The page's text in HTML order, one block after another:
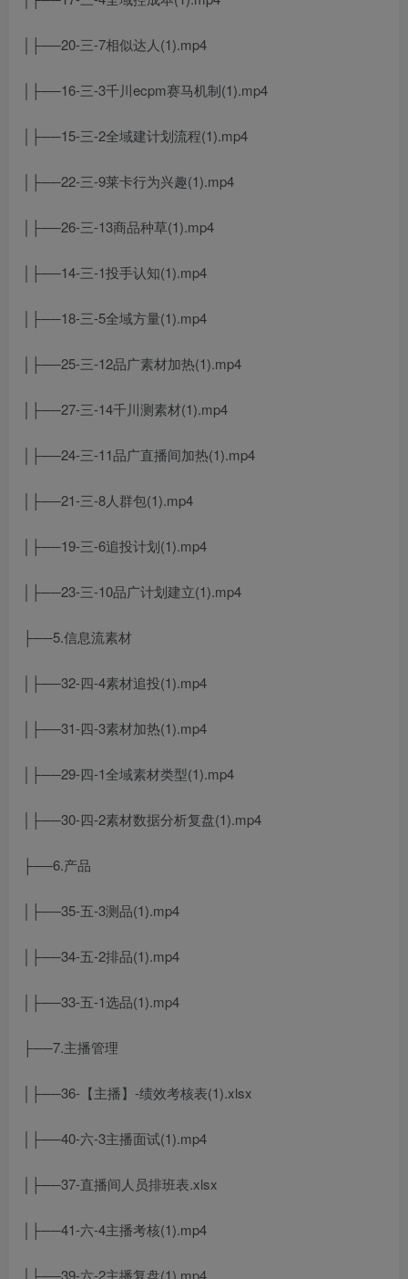
│├──20-三-7相似达人(1).mp4
│├──16-三-3千川ecpm赛马机制(1).mp4
│├──15-三-2全域建计划流程(1).mp4
│├──22-三-9莱卡行为兴趣(1).mp4
│├──26-三-13商品种草(1).mp4
│├──14-三-1投手认知(1).mp4
│├──18-三-5全域方量(1).mp4
│├──25-三-12品广素材加热(1).mp4
│├──27-三-14千川测素材(1).mp4
│├──24-三-11品广直播间加热(1).mp4
│├──21-三-8人群包(1).mp4
│├──19-三-6追投计划(1).mp4
│├──23-三-10品广计划建立(1).mp4
├──5.信息流素材
│├──32-四-4素材追投(1).mp4
│├──31-四-3素材加热(1).mp4
│├──29-四-1全域素材类型(1).mp4
│├──30-四-2素材数据分析复盘(1).mp4
├──6.产品
│├──35-五-3测品(1).mp4
│├──34-五-2排品(1).mp4
│├──33-五-1选品(1).mp4
├──7.主播管理
│├──36-【主播】-绩效考核表(1).xlsx
│├──40-六-3主播面试(1).mp4
│├──37-直播间人员排班表.xlsx
│├──41-六-4主播考核(1).mp4
│├──39-六-2主播复盘(1).mp4